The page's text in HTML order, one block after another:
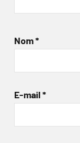
Nom*
E-mail *